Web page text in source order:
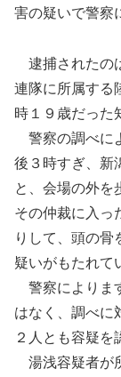
害の疑いで警察
逮捕されたの
連隊に所属する
時１９歳だった
警察の調べに
後３時すぎ、新
と、会場の外を
その仲裁に入っ
りして、頭の骨
疑いがもたれて
警察によりま
はなく、調べに
２人とも容疑を
湯浅容疑者が